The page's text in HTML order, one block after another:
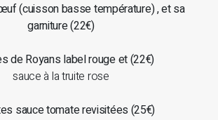
(cuisson basse température) , et sa
garniture (22€)
de Royans label rouge et (22€)
sauce à la truite rose
sauce tomate revisitées (25€)